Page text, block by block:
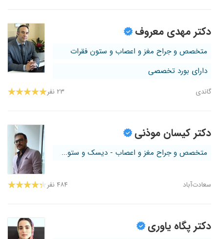
دکتر مهدی معروف
متخصص و جراح مغز و اعصاب و ستون فقرات
دارای بورد تخصصی
گاندی ۲۳ نفر
دکتر کیسان موذنی
متخصص و جراح مغز و اعصاب - دیسک و ستو...
سعادت‌آباد ۴۸۴ نفر
دکتر پگاه یاوری